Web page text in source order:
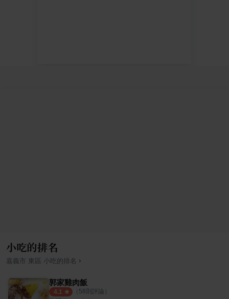
小吃的排名
嘉義市 東區 小吃 的排名 ›
郭家雞肉飯
4.1 （ 58則評論）